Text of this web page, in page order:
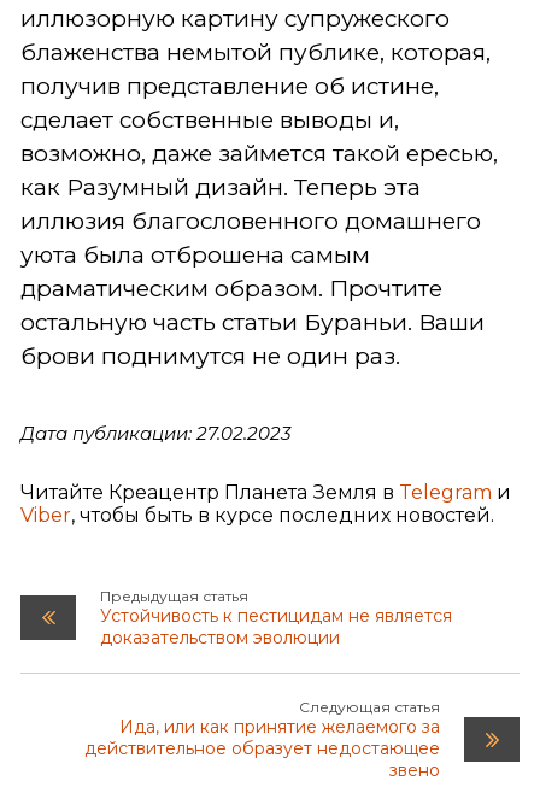
иллюзорную картину супружеского
блаженства немытой публике, которая,
получив представление об истине,
сделает собственные выводы и,
возможно, даже займется такой ересью,
как Разумный дизайн. Теперь эта
иллюзия благословенного домашнего
уюта была отброшена самым
драматическим образом. Прочтите
остальную часть статьи Бураньи. Ваши
брови поднимутся не один раз.
Дата публикации: 27.02.2023
Читайте Креацентр Планета Земля в Telegram и
Viber, чтобы быть в курсе последних новостей.
Предыдущая статья
Устойчивость к пестицидам не является
доказательством эволюции
Следующая статья
Ида, или как принятие желаемого за
действительное образует недостающее
звено